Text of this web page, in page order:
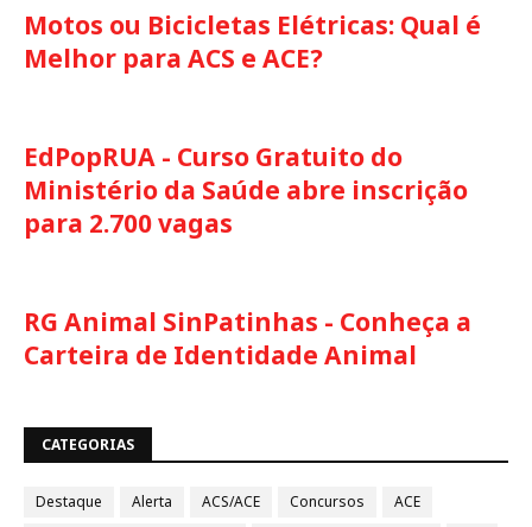
Motos ou Bicicletas Elétricas: Qual é
Melhor para ACS e ACE?
EdPopRUA - Curso Gratuito do
Ministério da Saúde abre inscrição
para 2.700 vagas
RG Animal SinPatinhas - Conheça a
Carteira de Identidade Animal
CATEGORIAS
Destaque Alerta ACS/ACE Concursos
ACE